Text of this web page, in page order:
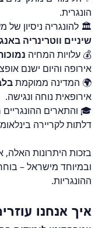
הונגרית.
🏛️ להונגריה ניסיון של מעל 50 שנה
שיניים ווטרינריה
💰 עלויות המחיה
אירופה והיום ישנם
🌍 המדינה ממוקמת
אירופאית נוחה ונגישה.
🎓 והתארים ההונגריים
דלתות לקריירה
בזכות היתרונות
ובמיוחד מישראל –
ההונגריות.
איך אנחנו